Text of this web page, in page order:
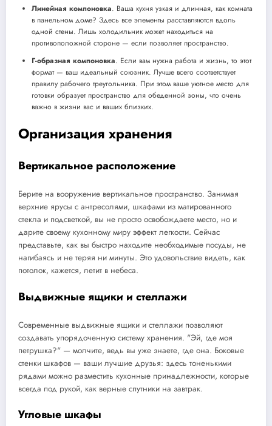
Линейная компоновка. Ваша кухня узкая и длинная, как комната
в панельном доме? Здесь все элементы расставляются вдоль
одной стены. Лишь холодильник может находиться на
противоположной стороне — если позволяет пространство.
Г-образная компоновка. Если вам нужна работа и жизнь, то этот
формат — ваш идеальный союзник. Лучше всего соответствует
правилу рабочего треугольника. При этом ваше уютное место для
готовки образует пространство для обеденной зоны, что очень
важно в жизни вас и ваших близких.
Организация хранения
Вертикальное расположение
Берите на вооружение вертикальное пространство. Занимая
верхние ярусы с антресолями, шкафами из матированного
стекла и подсветкой, вы не просто освобождаете место, но и
дарите своему кухонному миру эффект легкости. Сейчас
представьте, как вы быстро находите необходимые посуды, не
нагибаясь и не теряя ни минуты. Это удовольствие видеть, как
потолок, кажется, летит в небеса.
Выдвижные ящики и стеллажи
Современные выдвижные ящики и стеллажи позволяют
создавать упорядоченную систему хранения. "Эй, где моя
петрушка?" — молчите, ведь вы уже знаете, где она. Боковые
стенки шкафов — ваши лучшие друзья: здесь тоненькими
рядами можно разместить кухонные принадлежности, которые
всегда под рукой, как верные спутники на завтрак.
Угловые шкафы